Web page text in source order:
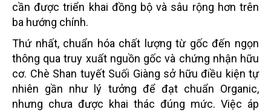
cần được triển khai đồng bộ và sâu rộng hơn trên
ba hướng chính.
Thứ nhất, chuẩn hóa chất lượng từ gốc đến ngọn
thông qua truy xuất nguồn gốc và chứng nhận hữu
cơ. Chè Shan tuyết Suối Giàng sở hữu điều kiện tự
nhiên gần như lý tưởng để đạt chuẩn Organic,
nhưng chưa được khai thác đúng mức. Việc áp